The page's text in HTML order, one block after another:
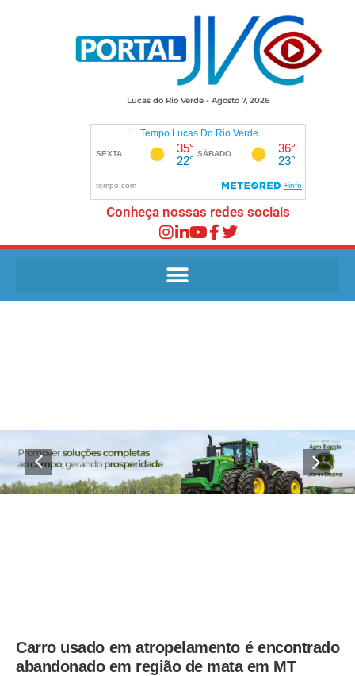
Lucas do Rio Verde - Agosto 7, 2026
Conheça nossas redes sociais
Carro usado em atropelamento é encontrado
abandonado em região de mata em MT